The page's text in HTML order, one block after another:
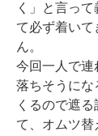
く」と言っ
て必ず着い
ん。
今回一人で連
落ちそうにな
くるので遮
て、オムツ替